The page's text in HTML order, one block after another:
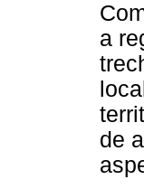
a
de